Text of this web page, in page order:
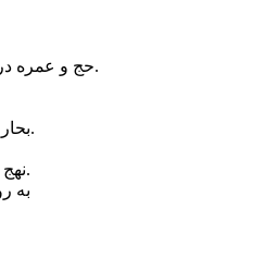
[1]. حج و عمره در قرآن و حدیث، ص 343.
[4]. بحار الأنوار، ج ‏78، 224، ح 33.
[6]. نهج الفصاحة، ص 168، ح 76.
به روز